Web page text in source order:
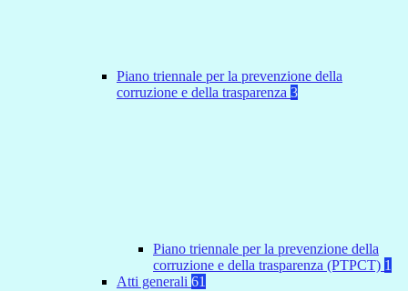
Piano triennale per la prevenzione della
corruzione e della trasparenza 3
Piano triennale per la prevenzione della
corruzione e della trasparenza (PTPCT) 1
Atti generali 61